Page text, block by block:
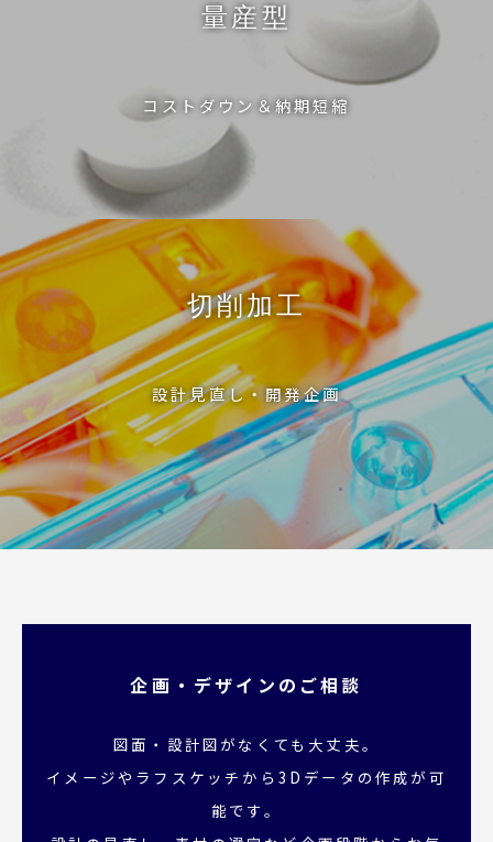
量産型
コストダウン＆納期短縮
切削加工
設計見直し・開発企画
企画・デザインのご相談
図面・設計図がなくても大丈夫。
イメージやラフスケッチから3Dデータの作成が可
能です。